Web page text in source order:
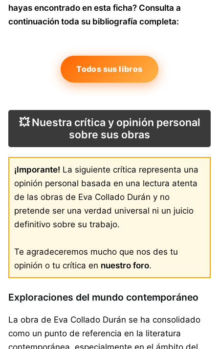
hayas encontrado en esta ficha? Consulta a
continuación toda su bibliografía completa:
Todos sus libros
💥 Nuestra crítica y opinión personal
sobre sus obras
¡Imporante! La siguiente crítica representa una
opinión personal basada en una lectura atenta
de las obras de Eva Collado Durán y no
pretende ser una verdad universal ni un juicio
definitivo sobre su trabajo.
Te agradeceremos mucho que nos des tu
opinión o tu crítica en nuestro foro.
Exploraciones del mundo contemporáneo
La obra de Eva Collado Durán se ha consolidado
como un punto de referencia en la literatura
contemporánea, especialmente en el ámbito del